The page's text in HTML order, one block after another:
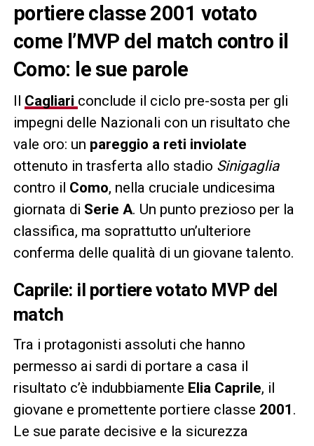
portiere classe 2001 votato
come l’MVP del match contro il
Como: le sue parole
Il Cagliari conclude il ciclo pre-sosta per gli
impegni delle Nazionali con un risultato che
vale oro: un pareggio a reti inviolate
ottenuto in trasferta allo stadio Sinigaglia
contro il Como, nella cruciale undicesima
giornata di Serie A. Un punto prezioso per la
classifica, ma soprattutto un’ulteriore
conferma delle qualità di un giovane talento.
Caprile: il portiere votato MVP del
match
Tra i protagonisti assoluti che hanno
permesso ai sardi di portare a casa il
risultato c’è indubbiamente Elia Caprile, il
giovane e promettente portiere classe 2001 .
Le sue parate decisive e la sicurezza